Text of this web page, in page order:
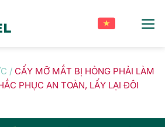
/ CẤY MỠ MẮT BỊ HỎNG PHẢI LÀM
PHỤC AN TOÀN, LẤY LẠI ĐÔI